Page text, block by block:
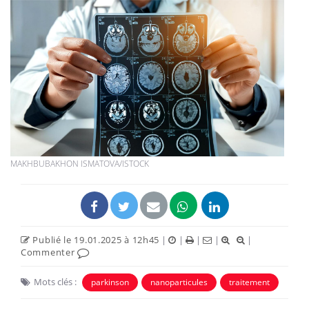
MAKHBUBAKHON ISMATOVA/ISTOCK
Publié le 19.01.2025 à 12h45 | | | |
|
Commenter
Mots clés : parkinson nanoparticules traitement